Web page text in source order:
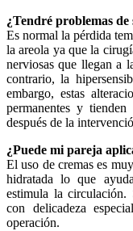
¿Tendré problemas de
Es normal la pérdida
la areola ya que la
nerviosas que llegan a
contrario, la
embargo, estas
permanentes y
después de la
¿Puede mi pareja
El uso de cremas es
hidratada lo que
estimula la circulación.
con delicadeza
operación.